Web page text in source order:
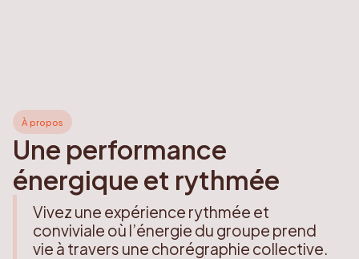
À propos
Une performance
énergique et rythmée
Vivez une expérience rythmée et
conviviale où l’énergie du groupe prend
vie à travers une chorégraphie collective.